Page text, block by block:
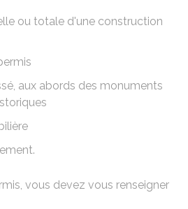
ou totale d'une construction
aux abords des monuments
vous devez vous renseigner